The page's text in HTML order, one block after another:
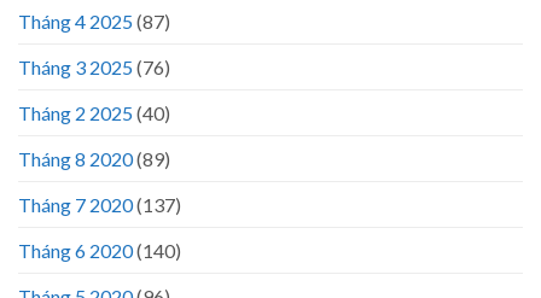
Tháng 4 2025(87)
Tháng 3 2025(76)
Tháng 2 2025(40)
Tháng 8 2020(89)
Tháng 7 2020(137)
Tháng 6 2020(140)